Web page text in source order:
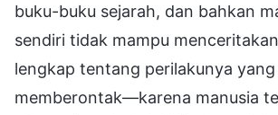
buku-buku sejarah, dan bahkan
sendiri tidak mampu
lengkap tentang perilakunya yang
memberontak—karena manusia